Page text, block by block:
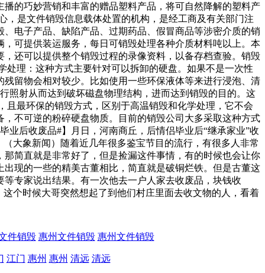
的巧妙营销和丰富的赠品塑料产品，将可自然降解的塑料产
是文件销毁信息载体处置的机构，是经工商及有关部门注
电子产品、缺陷产品、过期药品、假冒商品等涉密介质的销
可提供装运服务，每日可销毁处理各种介质材料吨以上。本
还可以提供整个销毁过程的录像资料，以备存档查验。销毁
理：这种方式主要针对可以拆卸的硬盘。如果不是一次性
留物会相对较少。比如使用一些环保液体等来进行浸泡、清
照射从而达到破坏磁盘物理结构，进而达到销毁的目的。这
最环保的销毁方式，区别于高温销毁和化学处理，它不会
不可逆的粉碎硬盘物质。目前的销毁公司大多采取这种方式
后收废品#】月日，河南商丘，后情侣毕业后“继承家业”收
大象新闻）随着近几年很多鉴宝节目的流行，有很多人非常
简直就是非常好了，但是捡漏这件事情，有的时候也会让你
现的一些的精美古董相比，简直就是破铜烂铁。但是古董这
专家说出结果。有一次他去一户人家去收废品，块钱收
个时候大哥突然想起了到他们村庄里面去收文物的人，看着
件销毁 惠州文件销毁 惠州文件销毁
江门 惠州 惠州 清远 清远